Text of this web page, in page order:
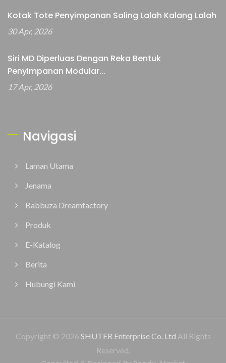
Kotak Tote Penyimpanan Saling Lalah Kalang Lalah
30 Apr, 2026
Siri MD Diperluas Dengan Reka Bentuk
Penyimpanan Modular...
17 Apr, 2026
Navigasi
Laman Utama
Jenama
Babbuza Dreamfactory
Produk
E-Katalog
Berita
Hubungi Kami
Copyright © 2026 SHUTER Enterprise Co. Ltd All Rights
Reserved.